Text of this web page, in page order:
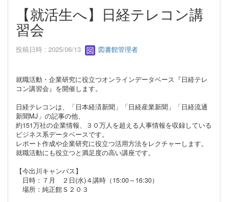
【就活生へ】日経テレコン講
習会
投稿日時 : 2025/06/13 図書館管理者
就職活動・企業研究に役立つオンラインデータベース 『日経テレ
コン講習会』を開催します。
日経テレコンは、「日本経済新聞」「日経産業新聞」「日経流通
新聞MJ」の記事の他、
約151万社の企業情報、３０万人を超える人事情報を収録している
ビジネス系データベースです。
レポート作成や企業研究に役立つ活用方法をレクチャーします。
就職活動にも役立つと満足度の高い講座です。
【今出川キャンパス】
日時：７月 ２日(水)４講時（15:00～16:30）
場所：純正館Ｓ２０３